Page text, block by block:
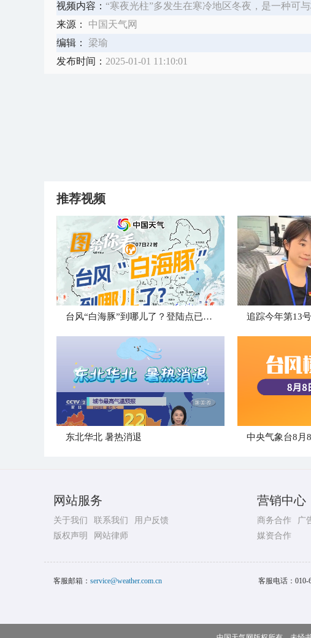
视频内容： “寒夜光柱”多发生在寒冷地区冬夜，是一种可
来源：
中国天气网
编辑：
梁瑜
发布时间： 2025-01-01 11:10:01
推荐视频
台风“白海豚”到哪儿了？登陆点已确定
​东北华北 暑热消退
网站服务
关于我们 联系我们
用户反馈
版权声明
网站律师
营销中心
商务合作
广
媒资合作
客服邮箱： service@weather.com.cn 客服电话： 010-